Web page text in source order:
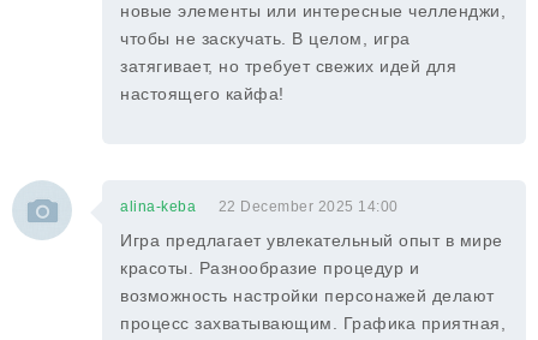
новые элементы или интересные челленджи,
чтобы не заскучать. В целом, игра
затягивает, но требует свежих идей для
настоящего кайфа!
alina-keba 22 December 2025 14:00
Игра предлагает увлекательный опыт в мире
красоты. Разнообразие процедур и
возможность настройки персонажей делают
процесс захватывающим. Графика приятная,